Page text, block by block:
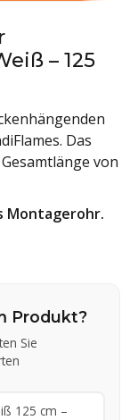
– 125
Das
von
Montagerohr.
Produkt?
Sie
125 cm –